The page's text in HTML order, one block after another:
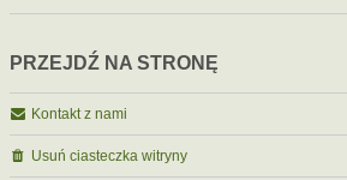
PRZEJDŹ NA STRONĘ
Kontakt z nami
Usuń ciasteczka witryny